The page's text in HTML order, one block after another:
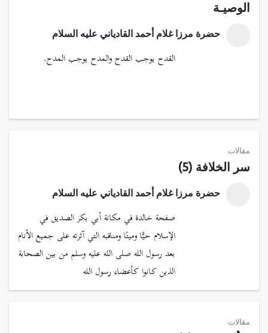
الوصيـة
حضرة مرزا غلام أحمد القادياني عليه السلام
القدح يوجب القدح والمدح يوجب المدح.
مقالات
سر الخلافة (5)
حضرة مرزا غلام أحمد القادياني عليه السلام
صفحة خالدة في مكانة أبي بكر الصديق في
الإسلام حيًّا وميتًا ومناقبه التي آثرته على جميع الأنام
بعد رسول الله صلى الله عليه وسلم من بين الصحابة
الذين كانوا كأعضاء رسول الله
مقالات